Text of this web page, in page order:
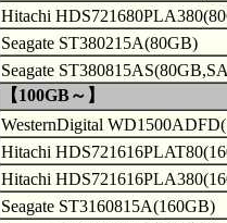
Hitachi
Seagate ST380215A(80GB)
Seagate
【100GB～】
WesternDigital
Hitachi
Hitachi
Seagate ST3160815A(160GB)